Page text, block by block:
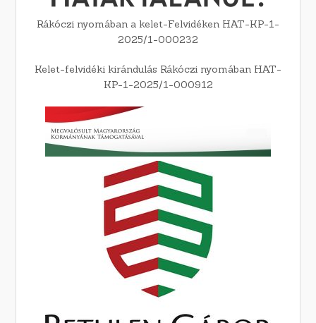
Rákóczi nyomában a kelet-Felvidéken HAT-KP-1-
2025/1-000232
Kelet-felvidéki kirándulás Rákóczi nyomában HAT-
KP-1-2025/1-000912